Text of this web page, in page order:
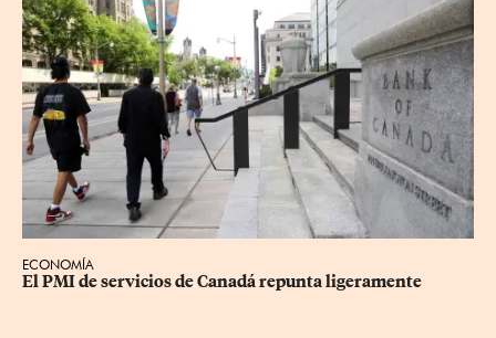
ECONOMÍA
El PMI de servicios de Canadá repunta ligeramente